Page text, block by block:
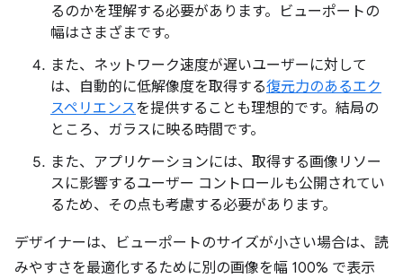
るのかを理解する必要があります。ビューポートの
幅はさまざまです。
また、ネットワーク速度が遅いユーザーに対して
は、自動的に低解像度を取得する復元力のあるエク
スペリエンスを提供することも理想的です。結局の
ところ、ガラスに映る時間です。
また、アプリケーションには、取得する画像リソー
スに影響するユーザー コントロールも公開されてい
るため、その点も考慮する必要があります。
デザイナーは、ビューポートのサイズが小さい場合は、読
みやすさを最適化するために別の画像を幅 100% で表示